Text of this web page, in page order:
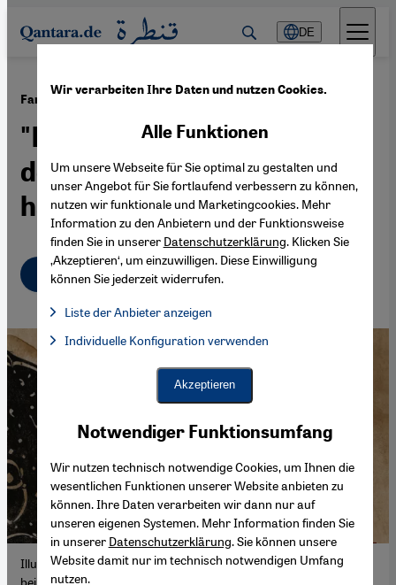
Direkt zum Inhalt springen
DE
Fariduddin Attars "Vogelgespräche“ ·29.09.2022
"Der ist kein Mensch,
dessen Seele nicht gelitten
hat“
Deutsch English عربي
Illustration aus Fariduddin Attars "Vogelgespräche" erschienen
bei Edition Orient 2022; Quelle: Edition Orient
Wir verarbeiten Ihre Daten und nutzen Cookies.
Notwendiger Funktionsumfang
Wir nutzen technisch notwendige Cookies, um Ihnen die
wesentlichen Funktionen unserer Website anbieten zu
können. Ihre Daten verarbeiten wir dann nur auf
unseren eigenen Systemen. Mehr Information finden Sie
in unserer Datenschutzerklärung. Sie können unsere
Website damit nur im technisch notwendigen Umfang
nutzen.
Alle Funktionen
Um unsere Webseite für Sie optimal zu gestalten und
unser Angebot für Sie fortlaufend verbessern zu können,
nutzen wir funktionale und Marketingcookies. Mehr
Information zu den Anbietern und der Funktionsweise
finden Sie in unserer Datenschutzerklärung. Klicken Sie
‚Akzeptieren‘, um einzuwilligen. Diese Einwilligung
können Sie jederzeit widerrufen.
Liste der Anbieter anzeigen
Facebook Embed / Facebook Connect, Google Maps Embed,
Facebook Embed / Facebook Connect
Google Maps Embed
Individuelle Konfiguration verwenden
Akzeptieren